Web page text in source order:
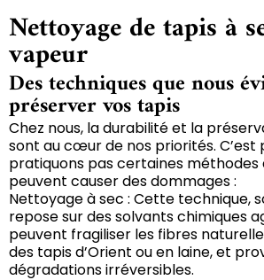
Nettoyage de tapis à
vapeur
Des techniques que nous
préserver vos tapis
Chez nous, la durabilité et la
sont au cœur de nos priorités. C’est
pratiquons pas certaines
peuvent causer des dommages :
Nettoyage à sec : Cette technique,
repose sur des solvants chimiques
peuvent fragiliser les fibres
des tapis d’Orient ou en laine, et
dégradations irréversibles.